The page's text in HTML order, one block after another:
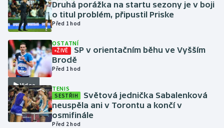
Krasobruslení
Lyže a snowboard
Moderní pětiboj
Motorsport
Druhá porážka na startu sezony je v boji
o titul problém, připustil Priske
Před 1 hod
Video
OSTATNÍ
ŽIVĚ
SP v orientačním běhu ve Vyšším
Brodě
Před 1 hod
TENIS
SESTŘIH
Světová jednička Sabalenková
neuspěla ani v Torontu a končí v
osmifinále
Před 2 hod